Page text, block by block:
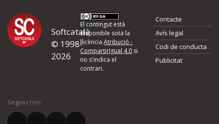
Proposeu-nos millores o
d'errors
Si heu trobat un error o voleu proposar alguna millora, ompliu els
quina és la millora que proposeu o l'error del qual voleu informar-
Softcatalà
© 1998-
2026
El contingut està
disponible sota la
llicènciaAtribució -
CompartirIgual 4.0 si
no s'indica el
contrari.
Contacte
Avís legal
Codi de conducta
Publicitat
Seguiu-nos